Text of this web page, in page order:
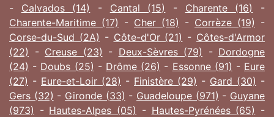
- Calvados (14) - Cantal (15) - Charente (16)
-
Charente-Maritime (17) - Cher (18) - Corrèze (19) -
Corse-du-Sud (2A) - Côte-d'Or (21) - Côtes-d'Armor
(22) - Creuse (23) - Deux-Sèvres (79) - Dordogne
(24) - Doubs (25) - Drôme (26) - Essonne (91) - Eure
(27) - Eure-et-Loir (28) - Finistère (29) - Gard (30) -
Gers (32) - Gironde (33) - Guadeloupe (971) - Guyane
(973) - Hautes-Alpes (05) - Hautes-Pyrénées (65) -